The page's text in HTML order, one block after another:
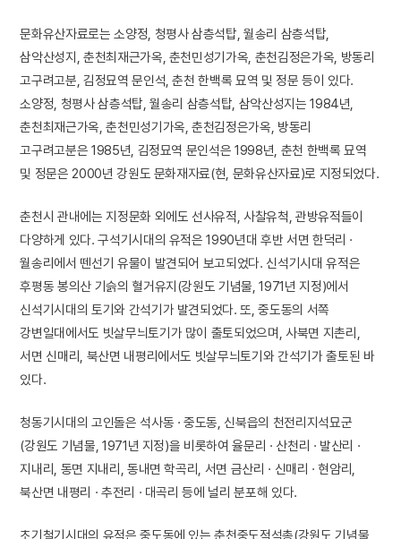
문화유산자료로는 소양정, 청평사 삼층석탑, 월송리 삼층석탑,
삼악산성지, 춘천최재근가옥, 춘천민성기가옥, 춘천김정은가옥, 방동리
고구려고분, 김정묘역 문인석, 춘천 한백록 묘역 및 정문 등이 있다.
소양정, 청평사 삼층석탑, 월송리 삼층석탑, 삼악산성지는 1984년,
춘천최재근가옥, 춘천민성기가옥, 춘천김정은가옥, 방동리
고구려고분은 1985년, 김정묘역 문인석은 1998년, 춘천 한백록 묘역
및 정문은 2000년 강원도 문화재자료(현, 문화유산자료)로 지정되었다.
춘천시 관내에는 지정문화 외에도 선사유적, 사찰유척, 관방유적들이
다양하게 있다. 구석기시대의 유적은 1990년대 후반 서면 한덕리 ·
월송리에서 뗀선기 유물이 발견되어 보고되었다. 신석기시대 유적은
후평동 봉의산 기슭의 혈거유지(강원도 기념물, 1971년 지정)에서
신석기시대의 토기와 간석기가 발견되었다. 또, 중도동의 서쪽
강변일대에서도 빗살무늬토기가 많이 출토되었으며, 사북면 지촌리,
서면 신매리, 북산면 내평리에서도 빗살무늬토기와 간석기가 출토된 바
있다.
청동기시대의 고인돌은 석사동 · 중도동, 신북읍의 천전리지석묘군
(강원도 기념물, 1971년 지정)을 비롯하여 율문리 · 산천리 · 발산리 ·
지내리, 동면 지내리, 동내면 학곡리, 서면 금산리 · 신매리 · 현암리,
북산면 내평리 · 추전리 · 대곡리 등에 널리 분포해 있다.
초기철기시대의 유적은 중도동에 있는 춘천중도적석총(강원도 기념물,